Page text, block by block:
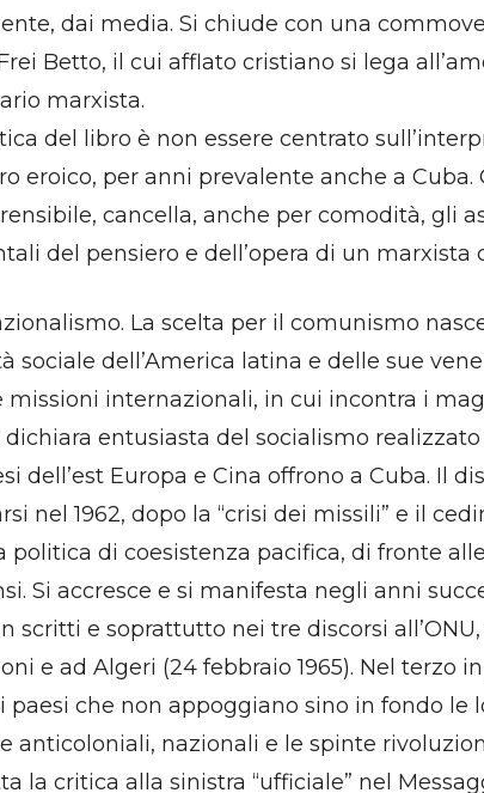
dai media. Si chiude con una
Betto, il cui afflato cristiano si lega
marxista.
del libro è non essere centrato
eroico, per anni prevalente anche a Cuba.
cancella, anche per comodità, gli
del pensiero e dell’opera di un marxista
La scelta per il comunismo
sociale dell’America latina e delle sue
missioni internazionali, in cui incontra i
dichiara entusiasta del socialismo
dell’est Europa e Cina offrono a Cuba. Il
nel 1962, dopo la “crisi dei missili” e il
politica di coesistenza pacifica, di fronte
Si accresce e si manifesta negli anni
scritti e soprattutto nei tre discorsi
e ad Algeri (24 febbraio 1965). Nel terzo
paesi che non appoggiano sino in fondo le
anticoloniali, nazionali e le spinte
la critica alla sinistra “ufficiale” nel